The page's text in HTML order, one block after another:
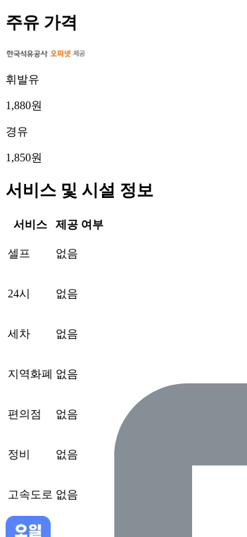
주유 가격
휘발유
1,880원
경유
1,850원
서비스 및 시설 정보
서비스 제공 여부
셀프 없음
24시 없음
세차 없음
지역화폐 없음
편의점 없음
정비 없음
고속도로 없음